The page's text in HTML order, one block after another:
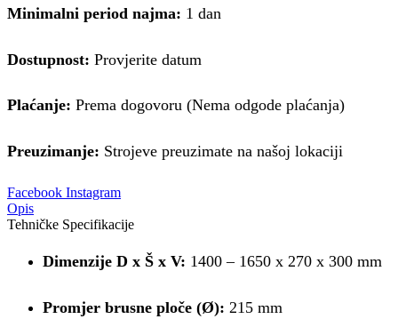
Minimalni period najma: 1 dan
Dostupnost: Provjerite datum
Plaćanje: Prema dogovoru (Nema odgode plaćanja)
Preuzimanje: Strojeve preuzimate na našoj lokaciji
Facebook Instagram
Opis
Tehničke Specifikacije
Dimenzije D x Š x V: 1400 – 1650 x 270 x 300 mm
Promjer brusne ploče (Ø): 215 mm